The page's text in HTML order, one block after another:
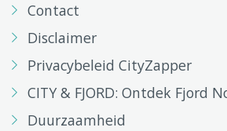
Contact
Disclaimer
Privacybeleid CityZapper
CITY & FJORD: Ontdek Fjord
Duurzaamheid